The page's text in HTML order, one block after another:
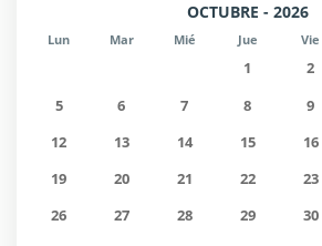
OCTUBRE - 2026
Lun Mar Mié Jue Vie
1 2
5
6 7 8 9
12
13 14 15 16
19
20 21 22 23
26
27 28 29 30